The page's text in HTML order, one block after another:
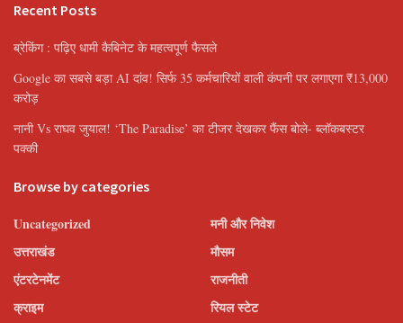
Recent Posts
ब्रेकिंग : पढ़िए धामी कैबिनेट के महत्वपूर्ण फैसले
Google का सबसे बड़ा AI दांव! सिर्फ 35 कर्मचारियों वाली कंपनी पर लगाएगा ₹13,000
करोड़
नानी Vs राघव जुयाल! ‘The Paradise’ का टीजर देखकर फैंस बोले- ब्लॉकबस्टर
पक्की
Browse by categories
Uncategorized
उत्तराखंड
एंटरटेनमेंट
क्राइम
मनी और निवेश
मौसम
राजनीती
रियल स्टेट